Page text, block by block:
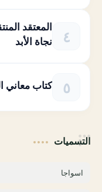
المعتقد
نجاة الأبد
كتاب معاني
التسميات